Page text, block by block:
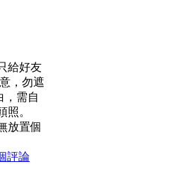
給好友
，勿遮
，需自
照。
放置個
評論